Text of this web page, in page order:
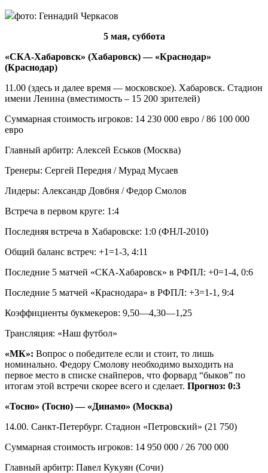
фото: Геннадий Черкасов
5 мая, суббота
«СКА-Хабаровск» (Хабаровск) — «Краснодар»
(Краснодар)
11.00 (здесь и далее время — московское). Хабаровск. Стадион
имени Ленина (вместимость – 15 200 зрителей)
Суммарная стоимость игроков: 14 230 000 евро / 86 100 000
евро
Главный арбитр: Алексей Еськов (Москва)
Тренеры: Сергей Передня / Мурад Мусаев
Лидеры: Александр Довбня / Федор Смолов
Встреча в первом круге: 1:4
Последняя встреча в Хабаровске: 1:0 (ФНЛ-2010)
Общий баланс встреч: +1=1-3, 4:11
Последние 5 матчей «СКА-Хабаровск» в РФПЛ: +0=1-4, 0:6
Последние 5 матчей «Краснодара» в РФПЛ: +3=1-1, 9:4
Коэффициенты букмекеров: 9,50—4,30—1,25
Трансляция: «Наш футбол»
«МК»: Вопрос о победителе если и стоит, то лишь
номинально. Федору Смолову необходимо выходить на
первое место в списке снайперов, что форвард “быков” по
итогам этой встречи скорее всего и сделает. Прогноз: 0:3
«Тосно» (Тосно) — «Динамо» (Москва)
14.00. Санкт-Петербург. Стадион «Петровский» (21 750)
Суммарная стоимость игроков: 14 950 000 / 26 700 000
Главный арбитр: Павел Кукуян (Сочи)